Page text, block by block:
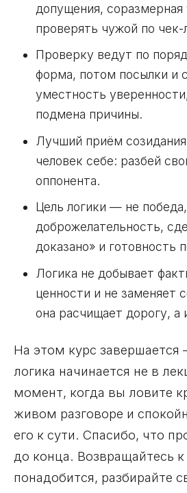
допущения, соразмерная
проверять чужой по чек-
Проверку ведут по
форма, потом посылки и
уместность
подмена причины.
Лучший приём
человек себе: разбей
оппонента.
Цель логики — не
доброжелательность,
доказано» и готовность
Логика не добывает
ценности и не заменяет
она расчищает дорогу, а
На этом курс
логика начинается не в
момент, когда вы ловите
живом разговоре и
его к сути. Спасибо, что
до конца. Возвращайтесь
понадобится, разбирайте